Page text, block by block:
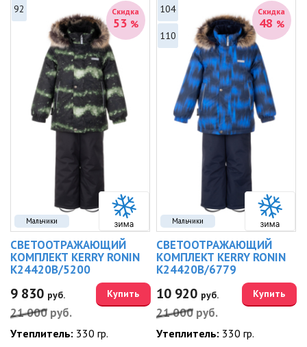
Мальчики
Скидка
53 %
92
СВЕТООТРАЖАЮЩИЙ
КОМПЛЕКТ KERRY RONIN
K24420B/5200
9 830 руб.
21 000 руб.
Купить
Утеплитель: 330 гр.
Мальчики
Скидка
48 %
104
110
СВЕТООТРАЖАЮЩИЙ
КОМПЛЕКТ KERRY RONIN
K24420B/6779
10 920 руб.
21 000 руб.
Купить
Утеплитель: 330 гр.